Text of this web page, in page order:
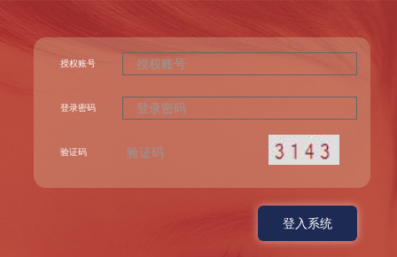
授权账号
登录密码
验证码